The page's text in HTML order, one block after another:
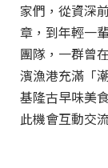
家們，從資深
章，到年輕一
團隊，一群曾
濱漁港充滿「
基隆古早味美
此機會互動交